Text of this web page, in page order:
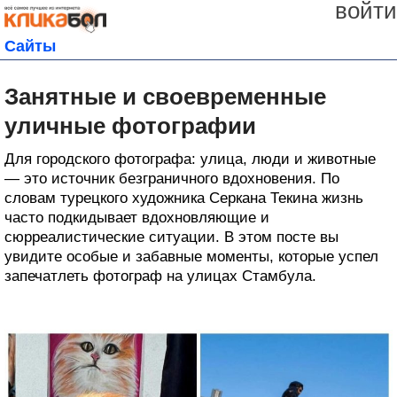
войти
Сайты
Занятные и своевременные
уличные фотографии
Для городского фотографа: улица, люди и животные
— это источник безграничного вдохновения. По
словам турецкого художника Серкана Текина жизнь
часто подкидывает вдохновляющие и
сюрреалистические ситуации. В этом посте вы
увидите особые и забавные моменты, которые успел
запечатлеть фотограф на улицах Стамбула.